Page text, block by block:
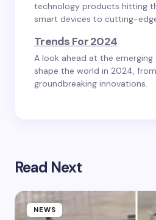
technology products hitting
smart devices to cutting-
Trends For 2024
A look ahead at the
shape the world in 2024,
groundbreaking innovations.
Read Next
NEWS